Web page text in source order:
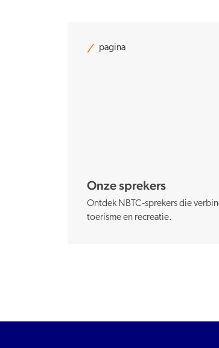
pagina
Onze sprekers
Ontdek NBTC‑sprekers die
toerisme en recreatie.